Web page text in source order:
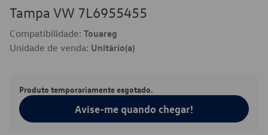
Tampa VW 7L6955455
Compatibilidade: Touareg
Unidade de venda: Unitário(a)
Produto temporariamente esgotado.
Avise-me quando chegar!